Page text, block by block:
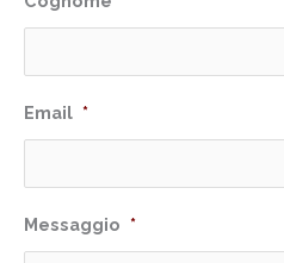
Email *
Messaggio *